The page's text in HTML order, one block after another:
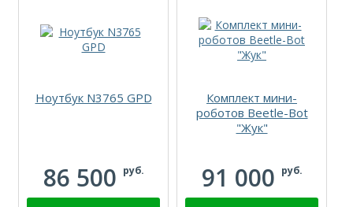
Ноутбук N3765 GPD
86 500 руб.
Комплект мини-
роботов Beetle-Bot
"Жук"
91 000 руб.